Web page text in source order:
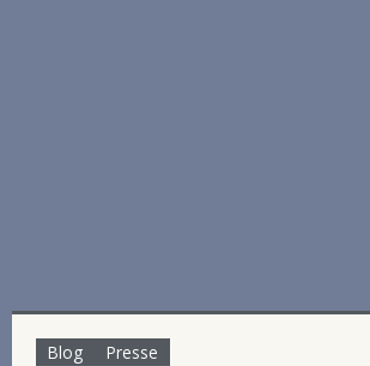
Blog Presse